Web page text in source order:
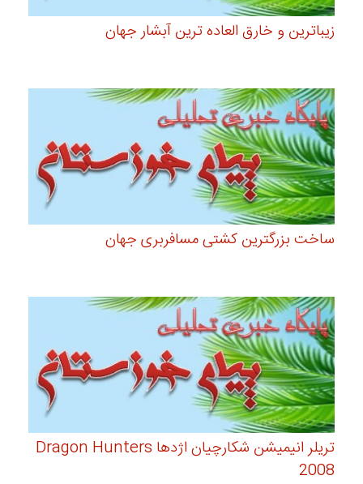
زیباترین و خارق العاده ترین آبشار جهان
ساخت بزرگترین کشتی مسافربری جهان
تریلر انیمیشن شکارچیان اژدها Dragon Hunters
2008